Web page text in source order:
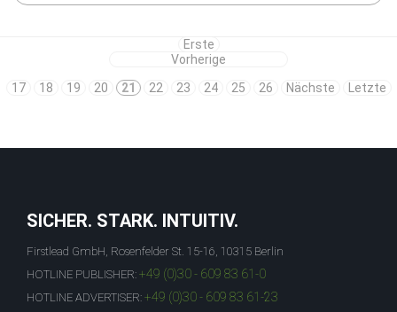
Erste
Vorherige
17
18 19 20 21 22 23 24 25 26 Nächste Letzte
SICHER. STARK. INTUITIV.
Firstlead GmbH, Rosenfelder St. 15-16, 10315 Berlin
HOTLINE PUBLISHER: +49 (0)30 - 609 83 61-0
HOTLINE ADVERTISER: +49 (0)30 - 609 83 61-23